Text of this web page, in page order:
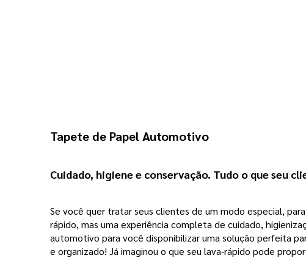
Tapete de Papel Automotivo
Cuidado, higiene e conservação. Tudo o que seu
Se você quer tratar seus clientes de um modo especial,
rápido, mas uma experiência completa de cuidado,
automotivo para você disponibilizar uma solução perfeita
e organizado! Já imaginou o que seu lava-rápido pode